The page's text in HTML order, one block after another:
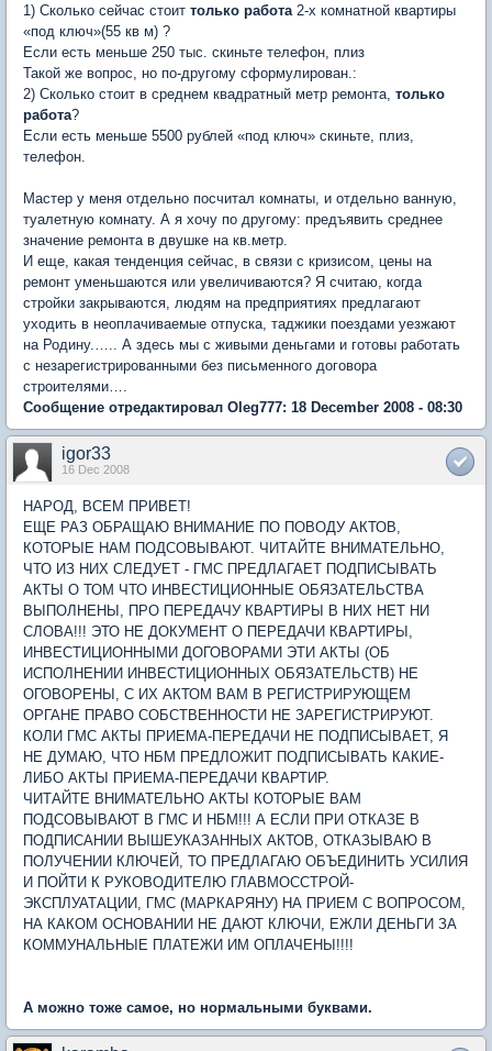
1) Сколько сейчас стоит только работа 2-х комнатной квартиры
«под ключ»(55 кв м) ?
Если есть меньше 250 тыс. скиньте телефон, плиз
Такой же вопрос, но по-другому сформулирован.:
2) Сколько стоит в среднем квадратный метр ремонта, только
работа?
Если есть меньше 5500 рублей «под ключ» скиньте, плиз,
телефон.
Мастер у меня отдельно посчитал комнаты, и отдельно ванную,
туалетную комнату. А я хочу по другому: предъявить среднее
значение ремонта в двушке на кв.метр.
И еще, какая тенденция сейчас, в связи с кризисом, цены на
ремонт уменьшаются или увеличиваются? Я считаю, когда
стройки закрываются, людям на предприятиях предлагают
уходить в неоплачиваемые отпуска, таджики поездами уезжают
на Родину.….. А здесь мы с живыми деньгами и готовы работать
с незарегистрированными без письменного договора
строителями….
Сообщение отредактировал Oleg777: 18 December 2008 - 08:30
igor33
16 Dec 2008
НАРОД, ВСЕМ ПРИВЕТ!
ЕЩЕ РАЗ ОБРАЩАЮ ВНИМАНИЕ ПО ПОВОДУ АКТОВ,
КОТОРЫЕ НАМ ПОДСОВЫВАЮТ. ЧИТАЙТЕ ВНИМАТЕЛЬНО,
ЧТО ИЗ НИХ СЛЕДУЕТ - ГМС ПРЕДЛАГАЕТ ПОДПИСЫВАТЬ
АКТЫ О ТОМ ЧТО ИНВЕСТИЦИОННЫЕ ОБЯЗАТЕЛЬСТВА
ВЫПОЛНЕНЫ, ПРО ПЕРЕДАЧУ КВАРТИРЫ В НИХ НЕТ НИ
СЛОВА!!! ЭТО НЕ ДОКУМЕНТ О ПЕРЕДАЧИ КВАРТИРЫ,
ИНВЕСТИЦИОННЫМИ ДОГОВОРАМИ ЭТИ АКТЫ (ОБ
ИСПОЛНЕНИИ ИНВЕСТИЦИОННЫХ ОБЯЗАТЕЛЬСТВ) НЕ
ОГОВОРЕНЫ, С ИХ АКТОМ ВАМ В РЕГИСТРИРУЮЩЕМ
ОРГАНЕ ПРАВО СОБСТВЕННОСТИ НЕ ЗАРЕГИСТРИРУЮТ.
КОЛИ ГМС АКТЫ ПРИЕМА-ПЕРЕДАЧИ НЕ ПОДПИСЫВАЕТ, Я
НЕ ДУМАЮ, ЧТО НБМ ПРЕДЛОЖИТ ПОДПИСЫВАТЬ КАКИЕ-
ЛИБО АКТЫ ПРИЕМА-ПЕРЕДАЧИ КВАРТИР.
ЧИТАЙТЕ ВНИМАТЕЛЬНО АКТЫ КОТОРЫЕ ВАМ
ПОДСОВЫВАЮТ В ГМС И НБМ!!! А ЕСЛИ ПРИ ОТКАЗЕ В
ПОДПИСАНИИ ВЫШЕУКАЗАННЫХ АКТОВ, ОТКАЗЫВАЮ В
ПОЛУЧЕНИИ КЛЮЧЕЙ, ТО ПРЕДЛАГАЮ ОБЪЕДИНИТЬ УСИЛИЯ
И ПОЙТИ К РУКОВОДИТЕЛЮ ГЛАВМОССТРОЙ-
ЭКСПЛУАТАЦИИ, ГМС (МАРКАРЯНУ) НА ПРИЕМ С ВОПРОСОМ,
НА КАКОМ ОСНОВАНИИ НЕ ДАЮТ КЛЮЧИ, ЕЖЛИ ДЕНЬГИ ЗА
КОММУНАЛЬНЫЕ ПЛАТЕЖИ ИМ ОПЛАЧЕНЫ!!!!
А можно тоже самое, но нормальными буквами.